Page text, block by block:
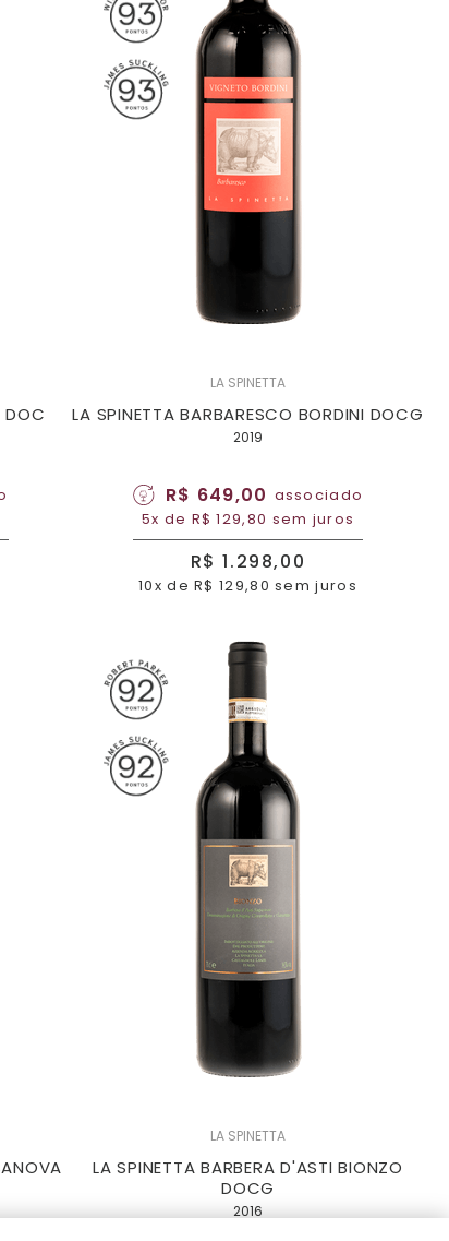
DOC
LA SPINETTA
LA SPINETTA BARBARESCO BORDINI DOCG
2019
R$ 649,00 associado
5x de R$ 129,80 sem juros
R$ 1.298,00
10x de R$ 129,80 sem juros
LA SPINETTA
LA SPINETTA BARBERA D'ASTI BIONZO
DOCG
2016